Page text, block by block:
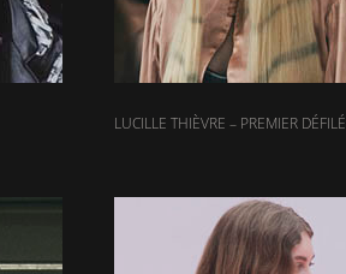
LUCILLE THIÈVRE – PREMIER DÉFILÉ